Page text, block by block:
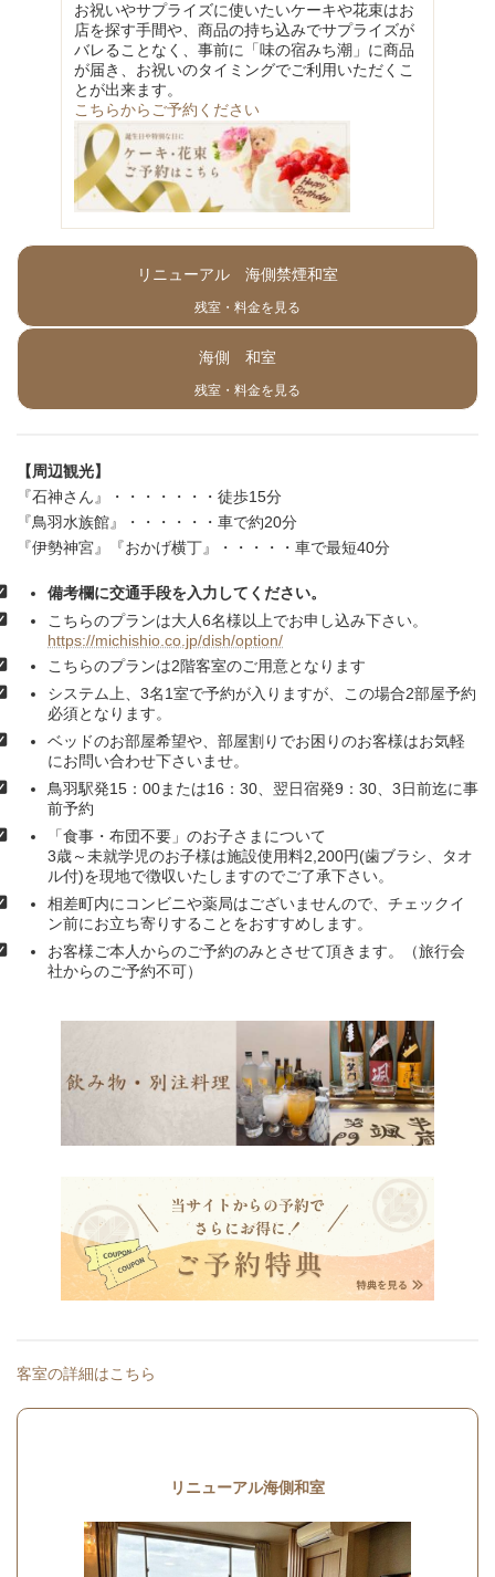
お祝いやサプライズに使いたいケーキや花束はお
店を探す手間や、商品の持ち込みでサプライズが
バレることなく、事前に「味の宿みち潮」に商品
が届き、お祝いのタイミングでご利用いただくこ
とが出来ます。
こちらからご予約ください
リニューアル 海側禁煙和室
残室・料金を見る
海側 和室
残室・料金を見る
【周辺観光】
『石神さん』・・・・・・・徒歩15分
『鳥羽水族館』・・・・・・車で約20分
『伊勢神宮』『おかげ横丁』・・・・・車で最短40分
備考欄に交通手段を入力してください。
こちらのプランは大人6名様以上でお申し込み下さい。
https://michishio.co.jp/dish/option/
こちらのプランは2階客室のご用意となります
システム上、3名1室で予約が入りますが、この場合2部屋予約
必須となります。
ベッドのお部屋希望や、部屋割りでお困りのお客様はお気軽
にお問い合わせ下さいませ。
鳥羽駅発15：00または16：30、翌日宿発9：30、3日前迄に事
前予約
「食事・布団不要」のお子さまについて
3歳～未就学児のお子様は施設使用料2,200円(歯ブラシ、タオ
ル付)を現地で徴収いたしますのでご了承下さい。
相差町内にコンビニや薬局はございませんので、チェックイ
ン前にお立ち寄りすることをおすすめします。
お客様ご本人からのご予約のみとさせて頂きます。（旅行会
社からのご予約不可）
客室の詳細はこちら
リニューアル海側和室